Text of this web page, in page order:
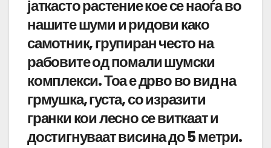
јаткасто растение кое се наоѓа во
нашите шуми и ридови како
самотник, групиран често на
рабовите од помали шумски
комплекси. Тоа е дрво во вид на
грмушка, густа, со изразити
гранки кои лесно се виткаат и
достигнуваат висина до 5 метри.